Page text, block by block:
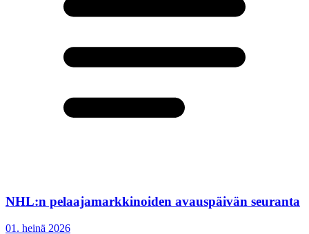
NHL:n pelaajamarkkinoiden avauspäivän seuranta
01. heinä 2026